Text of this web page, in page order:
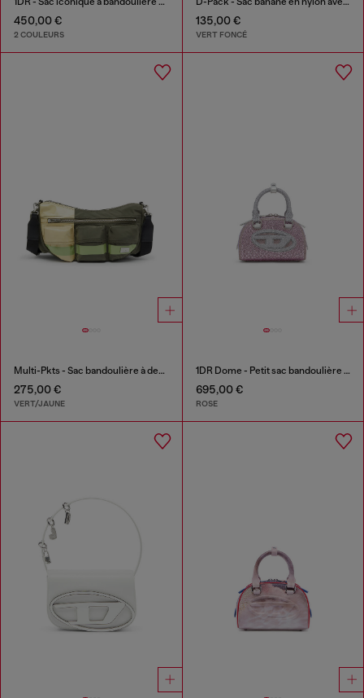
450,00 €
2 COULEURS
135,00 €
VERT FONCÉ
Multi-Pkts - Sac bandoulière à design color-block
275,00 €
VERT/JAUNE
1DR Dome - Petit sac bandoulière en Lurex cristal
695,00 €
ROSE